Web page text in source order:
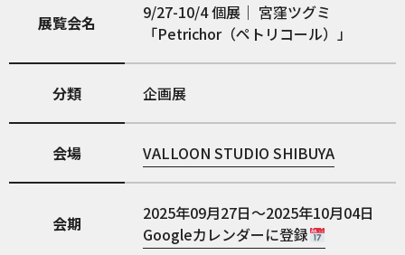
展覧会名
9/27-10/4 個展｜ 宮窪ツグミ
「Petrichor（ペトリコール）」
分類 企画展
会場 VALLOON STUDIO SHIBUYA
会期
2025年09月27日～2025年10月04日
Googleカレンダーに登録